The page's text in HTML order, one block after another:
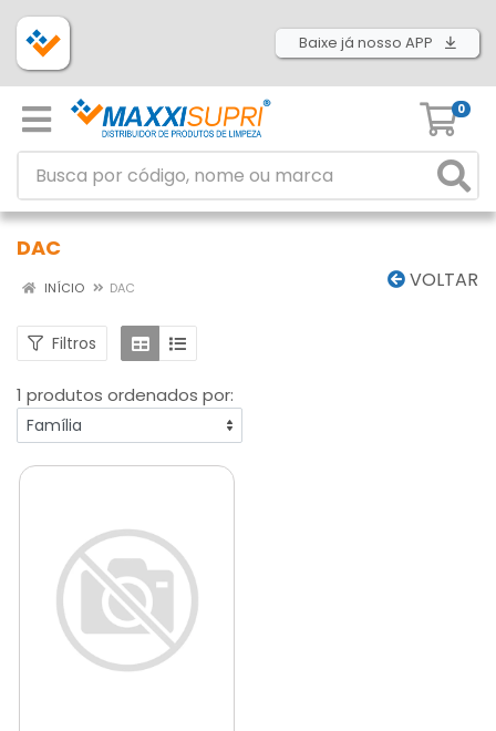
Baixe já nosso APP
0
DAC
VOLTAR
INÍCIO DAC
Filtros
1 produtos ordenados por: